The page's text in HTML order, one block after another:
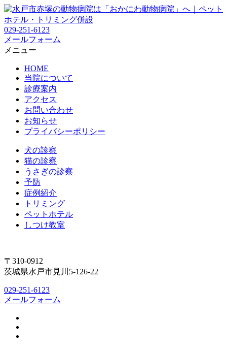
029-251-6123
メールフォーム
メニュー
HOME
当院について
診療案内
アクセス
お問い合わせ
お知らせ
プライバシーポリシー
犬の診察
猫の診察
うさぎの診察
予防
症例紹介
トリミング
ペットホテル
しつけ教室
〒310-0912
茨城県水戸市見川5-126-22
029-251-6123
メールフォーム